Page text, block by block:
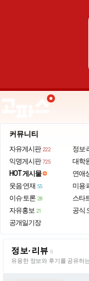
커뮤니티
자유게시판 222
익명게시판 725
HOT 게시물
웃음·연재 55
이슈·토론 28
자유홍보 21
공개일기장
정보·
대학
연애
미용·
스타
공식
정보·리뷰 6
유용한 정보와 후기를 공유하